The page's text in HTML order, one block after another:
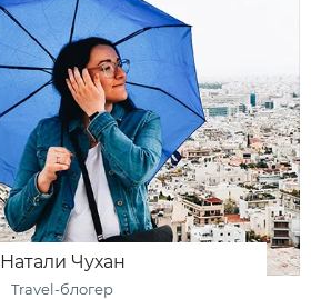
Натали Чухан
Travel-блогер